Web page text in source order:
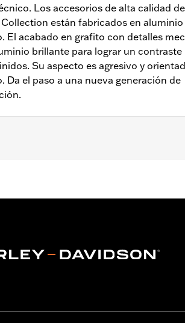
Los accesorios de alta calidad
están fabricados en
El acabado en grafito con detalles
brillante para lograr un
Su aspecto es agresivo y
Da el paso a una nueva generación de